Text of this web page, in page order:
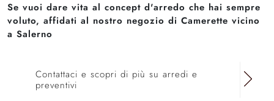
Se vuoi dare vita al concept d'arredo che hai sempre
voluto, affidati al nostro negozio di Camerette vicino
a Salerno
Contattaci e scopri di più su arredi e
preventivi